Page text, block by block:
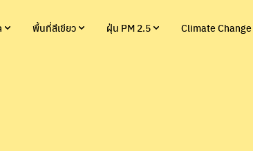
พื้นที่สีเขียว ฝุ่น PM 2.5 Climate Change